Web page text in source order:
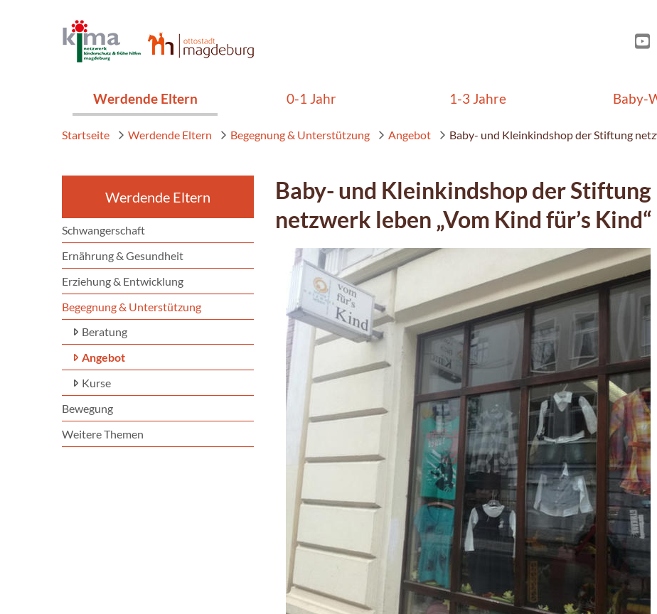
Werdende Eltern 0-1 Jahr 1-3 Jahre Baby-
Startseite Werdende Eltern Begegnung & Unterstützung Angebot Baby- und Kleinkindshop der Stiftung
Werdende Eltern
Schwangerschaft
Ernährung & Gesundheit
Erziehung & Entwicklung
Begegnung & Unterstützung
Beratung
Angebot
Kurse
Bewegung
Weitere Themen
Baby- und Kleinkindshop der Stiftung
netzwerk leben „Vom Kind für’s Kind“